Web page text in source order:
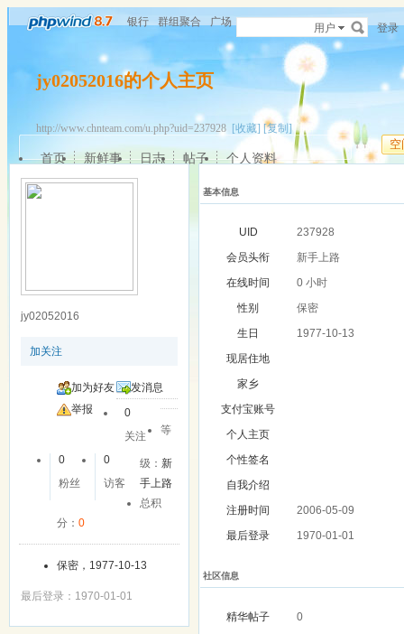
银行 群组聚合 广场 用户 登录
jy02052016的个人主页
http://www.chnteam.com/u.php?uid=237928 [收藏] [复制]
空
首页 新鲜事 日志 帖子 个人资料
jy02052016
加关注
加为好友
发消息
举报
0
关注
0
粉丝
0
访客
等
级：新
手上路
总积
分： 0
保密，1977-10-13
最后登录：1970-01-01
基本信息
UID
237928
会员头衔
新手上路
在线时间
0 小时
性别
保密
生日
1977-10-13
现居住地
家乡
支付宝账号
个人主页
个性签名
自我介绍
注册时间
2006-05-09
最后登录
1970-01-01
社区信息
精华帖子
0